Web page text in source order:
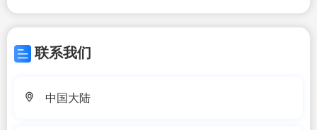
联系我们
中国大陆